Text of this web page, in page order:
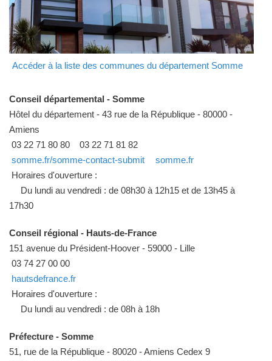
Accéder à la liste des communes du département Somme
Conseil départemental - Somme
Hôtel du département - 43 rue de la République - 80000 -
Amiens
03 22 71 80 80
03 22 71 81 82
somme.fr/somme-contact-submit
somme.fr
Horaires d'ouverture :
Du lundi au vendredi : de 08h30 à 12h15 et de 13h45 à
17h30
Conseil régional - Hauts-de-France
151 avenue du Président-Hoover - 59000 - Lille
03 74 27 00 00
hautsdefrance.fr
Horaires d'ouverture :
Du lundi au vendredi : de 08h à 18h
Préfecture - Somme
51, rue de la République - 80020 - Amiens Cedex 9